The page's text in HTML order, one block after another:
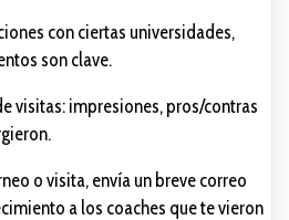
con ciertas universidades,
son clave.
visitas: impresiones, pros/contras
o visita, envía un breve correo
a los coaches que te vieron